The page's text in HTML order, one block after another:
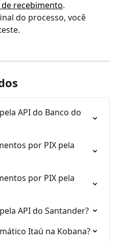
recebimento.
do processo, você
API do Banco do
por PIX pela
por PIX pela
API do Santander?
Itaú na Kobana?